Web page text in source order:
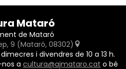
Mataró
de Mataró
9 (Mataró, 08302)
i divendres de 10 a 13 h.
a cultura@ajmataro.cat o bé